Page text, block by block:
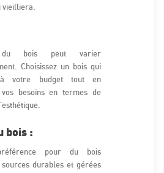
bois peut varier
Choisissez un bois qui
à votre budget tout en
besoins en termes de
bois :
pour du bois
durables et gérées